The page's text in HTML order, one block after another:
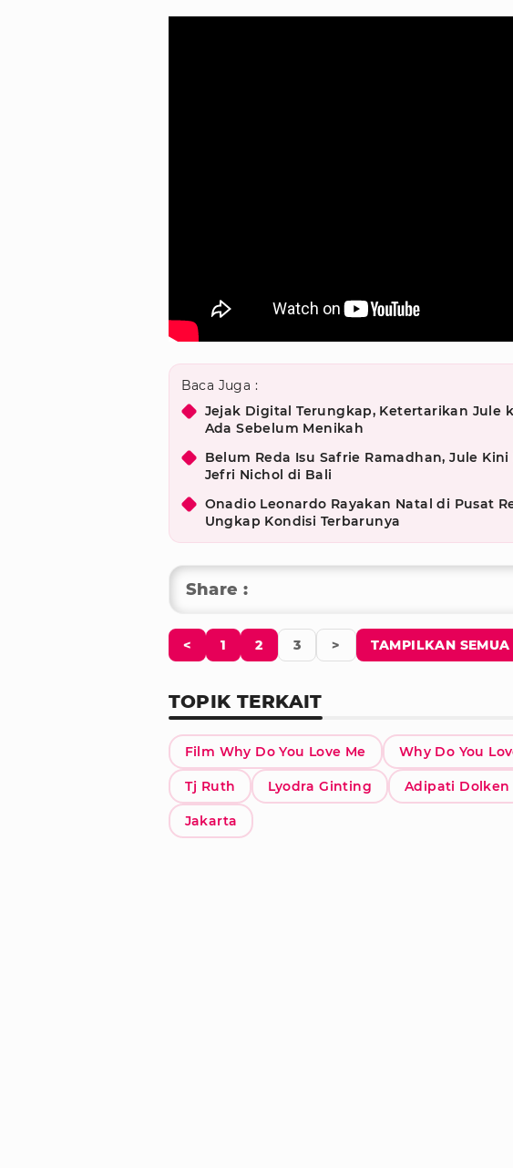
Baca Juga :
Jejak Digital Terungkap, Ketertarikan Jule
Ada Sebelum Menikah
Belum Reda Isu Safrie Ramadhan, Jule
Jefri Nichol di Bali
Onadio Leonardo Rayakan Natal di Pusat
Ungkap Kondisi Terbarunya
Share :
< 1 2 3 > TAMPILKAN SEMUA
TOPIK TERKAIT
Film Why Do You Love Me Why Do You
Tj Ruth Lyodra Ginting Adipati Dolken
Jakarta